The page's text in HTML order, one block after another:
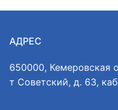
АДРЕС
650000, Кемеровская
т Советский, д. 63,